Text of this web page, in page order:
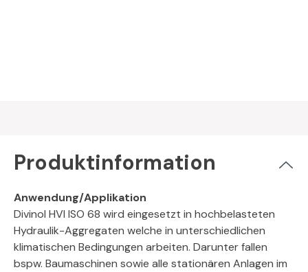
Produktinformation
Anwendung/Applikation
Divinol HVI ISO 68 wird eingesetzt in hochbelasteten
Hydraulik-Aggregaten welche in unterschiedlichen
klimatischen Bedingungen arbeiten. Darunter fallen
bspw. Baumaschinen sowie alle stationären Anlagen im